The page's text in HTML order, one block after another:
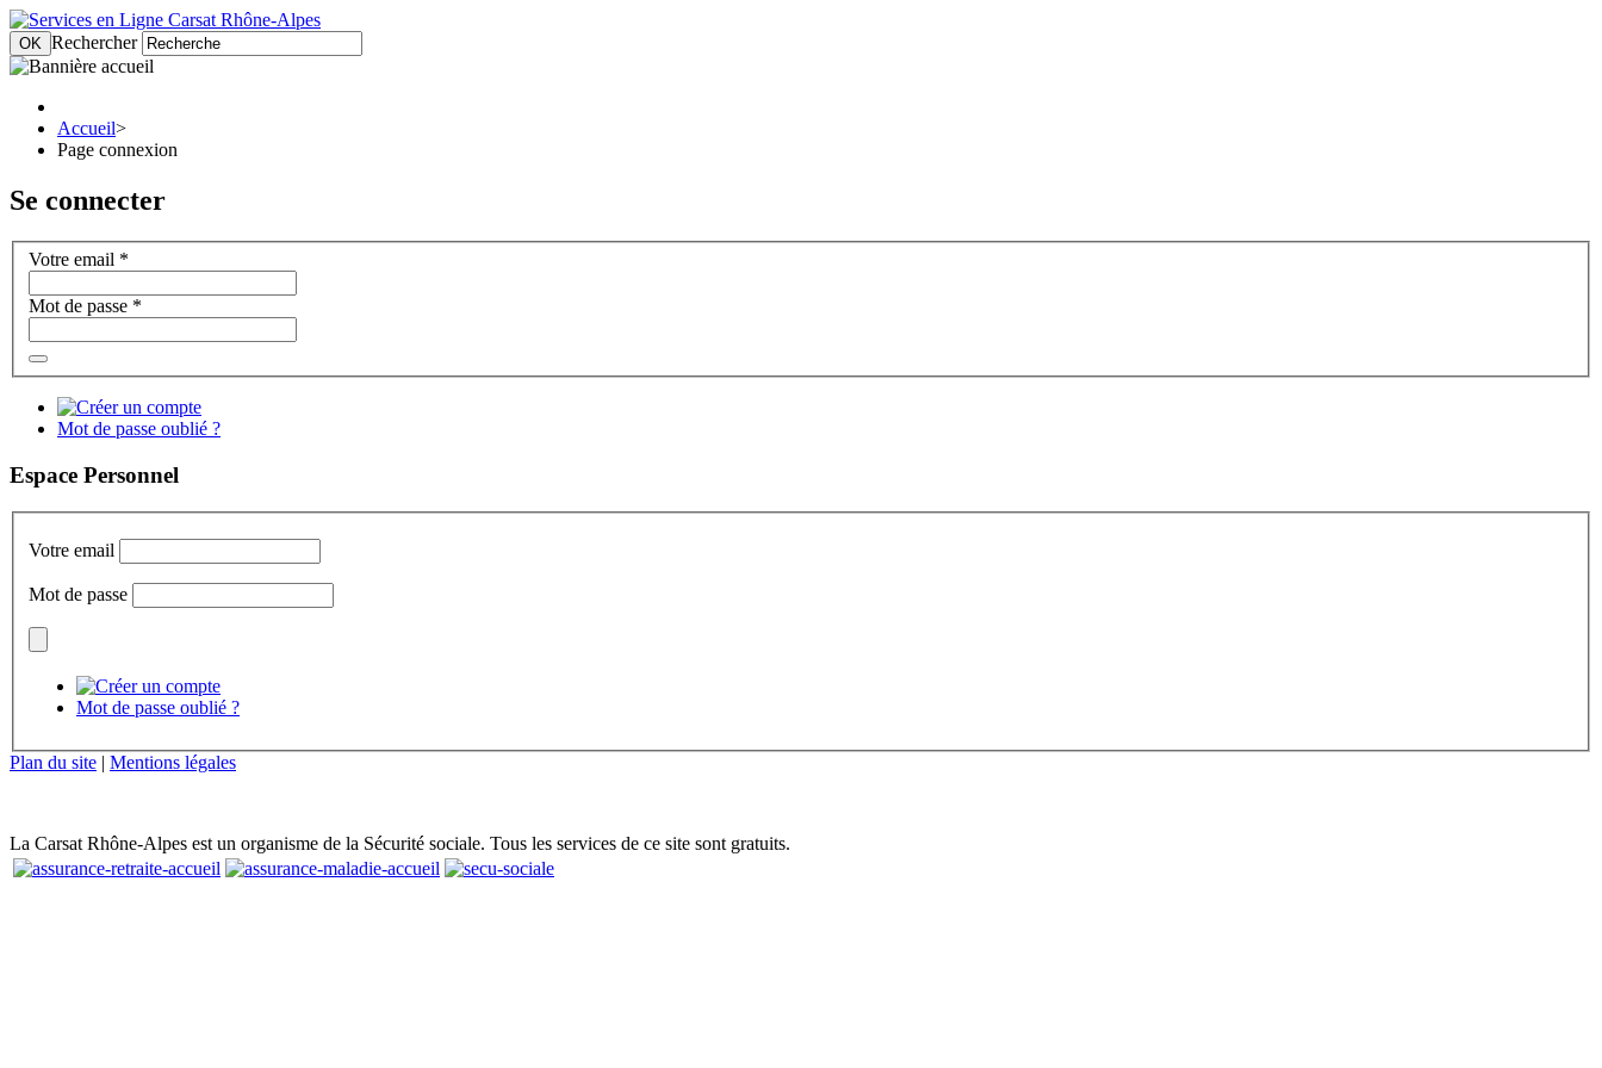
OK Rechercher
Accueil>
Page connexion
Se connecter
Votre email *
Mot de passe *
Mot de passe oublié ?
Espace Personnel
Votre email
Mot de passe
Mot de passe oublié ?
Plan du site | Mentions légales
La Carsat Rhône-Alpes est un organisme de la Sécurité sociale. Tous les services de ce site sont gratuits.